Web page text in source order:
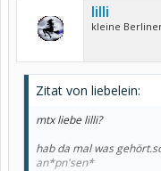
lilli
kleine
Zitat von liebelein:
mtx liebe lilli?
hab da mal was
an*pn'sen*